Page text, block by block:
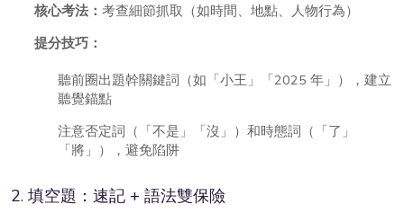
核心考法： 考查細節抓取（如時間、地點、人物行為）
提分技巧：
聽前圈出題幹關鍵詞（如「小王」「2025 年」），建立
聽覺錨點
注意否定詞（「不是」「沒」）和時態詞（「了」
「將」），避免陷阱
2. 填空題：速記 + 語法雙保險